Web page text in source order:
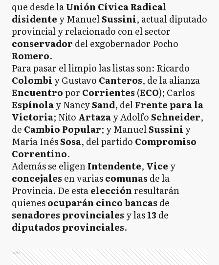
que desde laUnión Cívica Radical
disidente y ManuelSussini, actual diputado
provincial y relacionado con el sector
conservador del exgobernador Pocho
Romero.
Para pasar el limpio las listas son: Ricardo
Colombi y Gustavo Canteros, de la alianza
Encuentropor Corrientes (ECO); Carlos
Espínolay NancySand, delFrente para la
Victoria; Nito Artazay AdolfoSchneider,
de Cambio Popular; y ManuelSussini y
María InésSosa, del partido Compromiso
Correntino.
Además se eligenIntendente, Vice y
concejales en variascomunas de la
Provincia. De estaelecciónresultarán
quienesocuparán cinco bancas de
senadores provinciales y las13 de
diputados provinciales.
Ads